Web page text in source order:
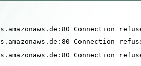
Connection
Connection
Connection